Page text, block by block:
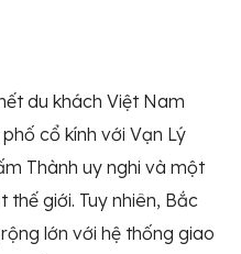
du khách Việt Nam
cổ kính với Vạn Lý
Thành uy nghi và một
thế giới. Tuy nhiên, Bắc
lớn với hệ thống giao